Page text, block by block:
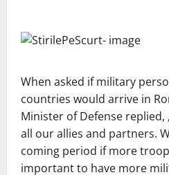
When asked if military
countries would arrive in
Minister of Defense
all our allies and partners.
coming period if more
important to have more